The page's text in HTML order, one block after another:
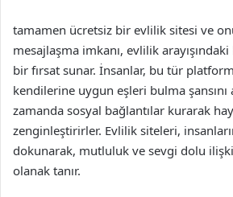
tamamen ücretsiz bir evlilik sitesi ve
mesajlaşma imkanı, evlilik
bir fırsat sunar. İnsanlar, bu tür
kendilerine uygun eşleri bulma şansını
zamanda sosyal bağlantılar kurarak
zenginleştirirler. Evlilik siteleri,
dokunarak, mutluluk ve sevgi dolu
olanak tanır.